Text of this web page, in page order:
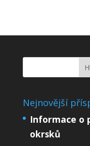
Nejnovější
Informace o
okrsků